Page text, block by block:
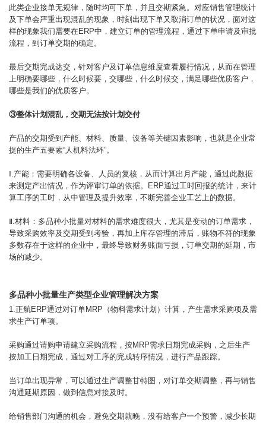
此类企业接单无规律，随时均可下单，并且交期紧急。对应销售管理统计
及下单会严重出现混乱的现象，时刻出现下单又取消订单的状况，面对这
样的现象我们需要在ERP中，建立订单的管理流程，通过下单申请及审批
流程，到订单交期的确定。
最后交期完成达交，针对客户及订单信息维度查看履行情况，从而在管理
上明确要哪些，什么时候要，交哪些，什么时候交，满足哪些优质客户，
哪些是我们的优质客户。
③整体计划混乱，交期无法按计划交付
产品的交期受到产能、材料、质量、设备等关键因素影响，也就是企业常
提的生产五要素“人机料法环”。
Ⅰ.产能：需要明确各设备、人员的复核，从而计算出月产能，通过此数据
来测定产出情况，作为评审订单的依据。ERP通过工时回报的统计，来计
算工序的工时，从中管理及提升效率，不断完善企业工艺上的数据。
Ⅱ.材料：多品种小批量对材料的需求难度很大，尤其是变动的订单需求，
导致采购效率及交期受到考验，再加上库存管理的滞后，账物不符的现象
多数存在于这样的企业中，最终导致财务账面亏损，订单交期的延期，市
场的减少。
多品种小批量生产类型企业管理解决方案
1.正航ERP通过对订单MRP（物料需求计划）计算，产生需求采购项及需
求生产订单项。
采购通过请购申请建立采购流程，按MRP需求日期完成采购，之后生产
按加工日期完成，通过对工序的完成转序情况，进行产品跟踪。
当订单出现异常，可以通过生产调整甘特图，对订单交期调整，再与销售
沟通延期原因，做到信息对接及时。
给销售部门沟通的机会，避免交期就晚，没有给客户一个预警，减少长期